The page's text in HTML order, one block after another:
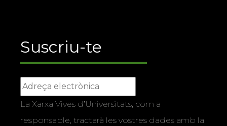
Suscriu-te
La Xarxa Vives d’Universitats, com a
responsable, tractarà les vostres dades amb la